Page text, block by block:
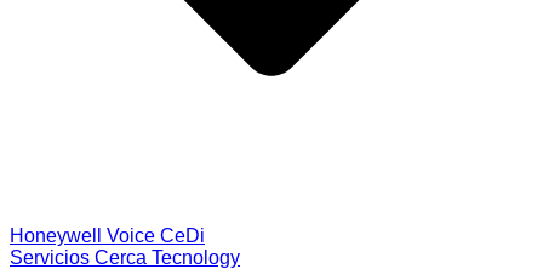
Honeywell Voice CeDi
Servicios Cerca Tecnology